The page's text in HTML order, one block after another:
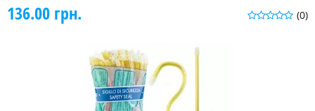
(0)
136.00 грн.